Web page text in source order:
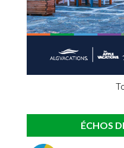
ÉCHOS